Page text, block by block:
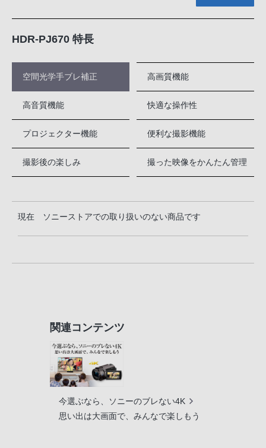
HDR-PJ670 特長
空間光学手ブレ補正 高画質機能
高音質機能 快適な操作性
プロジェクター機能 便利な撮影機能
撮影後の楽しみ 撮った映像をかんたん管理
現在 ソニーストアでの取り扱いのない商品です
関連コンテンツ
今選ぶなら、ソニーのブレない4K
思い出は大画面で、みんなで楽しもう